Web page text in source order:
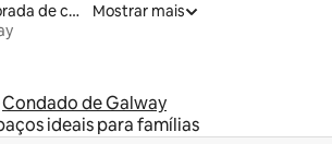
Aluguel por temporada de casas de hóspedes
Mostrar mais
Condado de Galway
ideais para famílias